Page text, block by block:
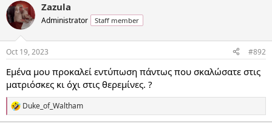
c
t
i
s
Zazula
Administrator Staff member
Oct 19, 2023 #892
Εμένα μου προκαλεί εντύπωση πάντως που σκαλώσατε στις
ματριόσκες κι όχι στις θερεμίνες. ?
R
e
Duke_of_Waltham